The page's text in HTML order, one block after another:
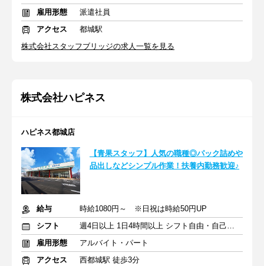
雇用形態
派遣社員
アクセス
都城駅
株式会社スタッフブリッジの求人一覧を見る
株式会社ハピネス
ハピネス都城店
【青果スタッフ】人気の職種◎パック詰めや
品出しなどシンプル作業！扶養内勤務歓迎♪
給与
時給1080円～ ※日祝は時給50円UP
シフト
週4日以上 1日4時間以上 シフト自由・自己申告
雇用形態
アルバイト・パート
アクセス
西都城駅 徒歩3分